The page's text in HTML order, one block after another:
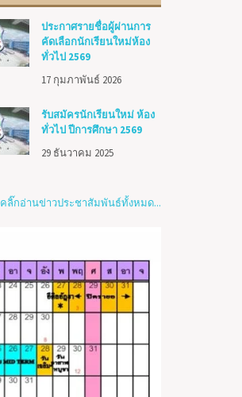
ประกาศรายชื่อผู้ผ่านการ
คัดเลือกนักเรียนใหม่ห้อง
ทั่วไป 2569
17 กุมภาพันธ์ 2026
รับสมัครนักเรียนใหม่ ห้อง
ทั่วไป ปีการศึกษา 2569
29 ธันวาคม 2025
คลิ๊กอ่านข่าวประชาสัมพันธ์ทั้งหมด...